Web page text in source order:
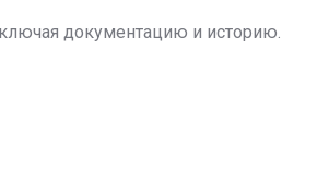
документацию и историю.